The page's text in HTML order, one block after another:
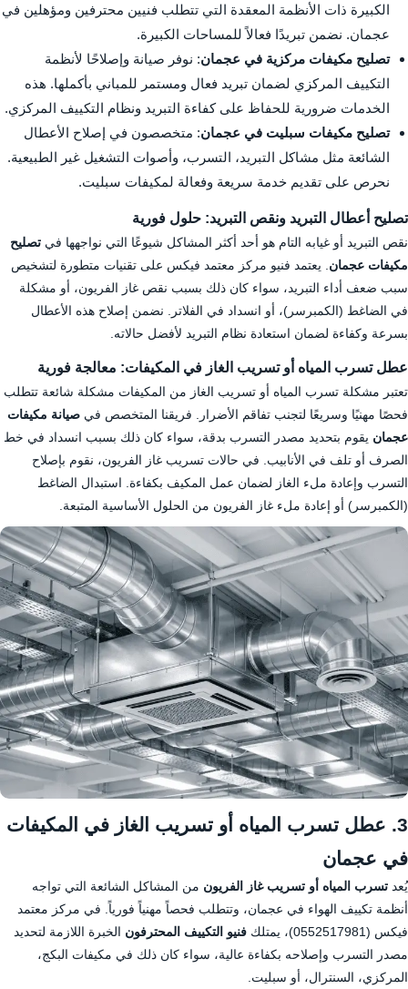
الكبيرة ذات الأنظمة المعقدة التي تتطلب فنيين محترفين ومؤهلين في
عجمان. نضمن تبريدًا فعالاً للمساحات الكبيرة.
تصليح مكيفات مركزية في عجمان: نوفر صيانة وإصلاحًا لأنظمة
التكييف المركزي لضمان تبريد فعال ومستمر للمباني بأكملها. هذه
الخدمات ضرورية للحفاظ على كفاءة التبريد ونظام التكييف المركزي.
تصليح مكيفات سبليت في عجمان: متخصصون في إصلاح الأعطال
الشائعة مثل مشاكل التبريد، التسرب، وأصوات التشغيل غير الطبيعية.
نحرص على تقديم خدمة سريعة وفعالة لمكيفات سبليت.
تصليح أعطال التبريد ونقص التبريد: حلول فورية
نقص التبريد أو غيابه التام هو أحد أكثر المشاكل شيوعًا التي نواجهها في تصليح
مكيفات عجمان . يعتمد فنيو مركز معتمد فيكس على تقنيات متطورة لتشخيص
سبب ضعف أداء التبريد، سواء كان ذلك بسبب نقص غاز الفريون، أو مشكلة
في الضاغط (الكمبرسر)، أو انسداد في الفلاتر. نضمن إصلاح هذه الأعطال
بسرعة وكفاءة لضمان استعادة نظام التبريد لأفضل حالاته.
عطل تسرب المياه أو تسريب الغاز في المكيفات: معالجة فورية
تعتبر مشكلة تسرب المياه أو تسريب الغاز من المكيفات مشكلة شائعة تتطلب
فحصًا مهنيًا وسريعًا لتجنب تفاقم الأضرار. فريقنا المتخصص في صيانة مكيفات
عجمان يقوم بتحديد مصدر التسرب بدقة، سواء كان ذلك بسبب انسداد في خط
الصرف أو تلف في الأنابيب. في حالات تسريب غاز الفريون، نقوم بإصلاح
التسرب وإعادة ملء الغاز لضمان عمل المكيف بكفاءة. استبدال الضاغط
(الكمبرسر) أو إعادة ملء غاز الفريون من الحلول الأساسية المتبعة.
3. عطل تسرب المياه أو تسريب الغاز في المكيفات
في عجمان
يُعد تسرب المياه أو تسريب غاز الفريون من المشاكل الشائعة التي تواجه
أنظمة تكييف الهواء في عجمان، وتتطلب فحصاً مهنياً فورياً. في مركز معتمد
فيكس (0552517981)، يمتلك
فنيو التكييف المحترفون الخبرة اللازمة لتحديد
مصدر التسرب وإصلاحه بكفاءة عالية، سواء كان ذلك في مكيفات البكج،
المركزي، السنترال، أو سبليت.